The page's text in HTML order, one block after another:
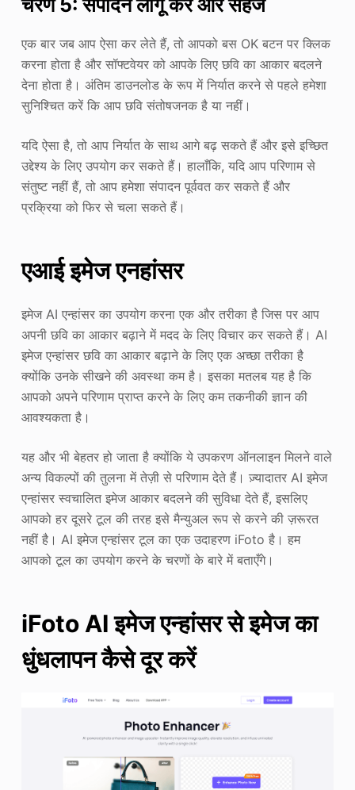
एक बार जब आप ऐसा कर लेते हैं, तो आपको बस OK बटन पर क्लिक
करना होता है और सॉफ्टवेयर को आपके लिए छवि का आकार बदलने
देना होता है। अंतिम डाउनलोड के रूप में निर्यात करने से पहले हमेशा
सुनिश्चित करें कि आप छवि संतोषजनक है या नहीं।
यदि ऐसा है, तो आप निर्यात के साथ आगे बढ़ सकते हैं और इसे इच्छित
उद्देश्य के लिए उपयोग कर सकते हैं। हालाँकि, यदि आप परिणाम से
संतुष्ट नहीं हैं, तो आप हमेशा संपादन पूर्ववत कर सकते हैं और
प्रक्रिया को फिर से चला सकते हैं।
एआई इमेज एनहांसर
इमेज AI एन्हांसर का उपयोग करना एक और तरीका है जिस पर आप
अपनी छवि का आकार बढ़ाने में मदद के लिए विचार कर सकते हैं। AI
इमेज एन्हांसर छवि का आकार बढ़ाने के लिए एक अच्छा तरीका है
क्योंकि उनके सीखने की अवस्था कम है। इसका मतलब यह है कि
आपको अपने परिणाम प्राप्त करने के लिए कम तकनीकी ज्ञान की
आवश्यकता है।
यह और भी बेहतर हो जाता है क्योंकि ये उपकरण ऑनलाइन मिलने वाले
अन्य विकल्पों की तुलना में तेज़ी से परिणाम देते हैं। ज़्यादातर AI इमेज
एन्हांसर स्वचालित इमेज आकार बदलने की सुविधा देते हैं, इसलिए
आपको हर दूसरे टूल की तरह इसे मैन्युअल रूप से करने की ज़रूरत
नहीं है। AI इमेज एन्हांसर टूल का एक उदाहरण iFoto है। हम
आपको टूल का उपयोग करने के चरणों के बारे में बताएँगे।
iFoto AI इमेज एन्हांसर से इमेज का
धुंधलापन कैसे दूर करें